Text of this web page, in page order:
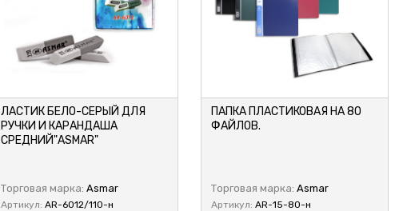
ЛАСТИК БЕЛО-СЕРЫЙ ДЛЯ
РУЧКИ И КАРАНДАША
СРЕДНИЙ"ASMAR"
Торговая марка: Asmar
Артикул: AR-6012/110-н
ПАПКА ПЛАСТИКОВАЯ НА 80
ФАЙЛОВ.
Торговая марка: Asmar
Артикул: AR-15-80-н